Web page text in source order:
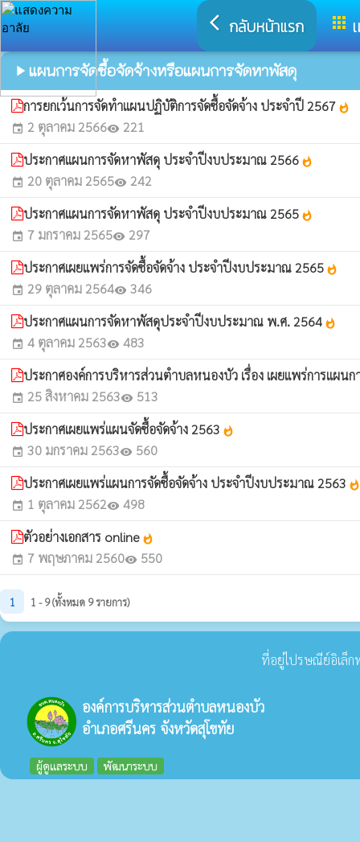
arrow_back_ios กลับหน้าแรก apps
play_arrow แผนการจัดซื้อจัดจ้างหรือแผนการจัดหาพัสดุ
การยกเว้นการจัดทำแผนปฏิบัติการจัดซื้อจัดจ้าง ประจำปี 2567 whatshot
event 2 ตุลาคม 2566visibility 221
ประกาศแผนการจัดหาพัสดุ ประจำปีงบประมาณ 2566 whatshot
event 20 ตุลาคม 2565visibility 242
ประกาศแผนการจัดหาพัสดุ ประจำปีงบประมาณ 2565 whatshot
event 7 มกราคม 2565visibility 297
ประกาศเผยแพร่การจัดซื้อจัดจ้าง ประจำปีงบประมาณ 2565 whatshot
event 29 ตุลาคม 2564visibility 346
ประกาศแผนการจัดหาพัสดุประจำปีงบประมาณ พ.ศ. 2564 whatshot
event 4 ตุลาคม 2563visibility 483
ประกาศองค์การบริหารส่วนตำบลหนองบัว เรื่อง เผยแพร่การแผน
event 25 สิงหาคม 2563visibility 513
ประกาศเผยแพร่แผนจัดซื้อจัดจ้าง 2563 whatshot
event 30 มกราคม 2563visibility 560
ประกาศเผยแพร่แผนการจัดซื้อจัดจ้าง ประจำปีงบประมาณ 2563 whatshot
event 1 ตุลาคม 2562visibility 498
ตัวอย่างเอกสาร online whatshot
event 7 พฤษภาคม 2560visibility 550
1 1 - 9 (ทั้งหมด 9 รายการ)
ที่อยู่ไปรษณีย์อิเล็ก
องค์การบริหารส่วนตำบลหนองบัว
อำเภอศรีนคร จังหวัดสุโขทัย
ผู้ดูแลระบบ พัฒนาระบบ